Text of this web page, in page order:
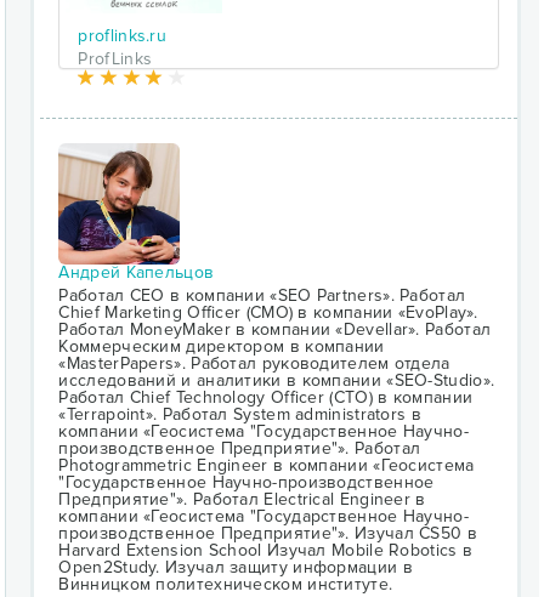
proflinks.ru
ProfLinks
Андрей Капельцов
Работал CEO в компании «SEO Partners». Работал
Chief Marketing Officer (CMO) в компании «EvoPlay».
Работал MoneyMaker в компании «Devellar». Работал
Коммерческим директором в компании
«MasterPapers». Работал руководителем отдела
исследований и аналитики в компании «SEO-Studio».
Работал Chief Technology Officer (CTO) в компании
«Terrapoint». Работал System administrators в
компании «Геосистема "Государственное Научно-
производственное Предприятие"». Работал
Photogrammetric Engineer в компании «Геосистема
"Государственное Научно-производственное
Предприятие"». Работал Electrical Engineer в
компании «Геосистема "Государственное Научно-
производственное Предприятие"». Изучал CS50 в
Harvard Extension School Изучал Mobile Robotics в
Open2Study. Изучал защиту информации в
Винницком политехническом институте.